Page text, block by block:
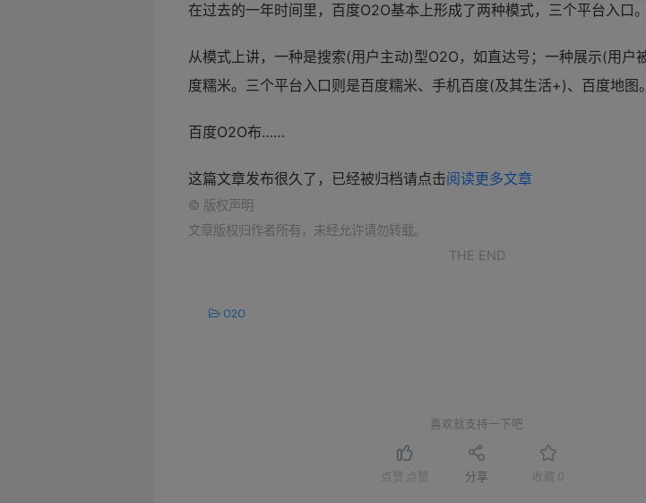
在过去的一年时间里，百度O2O基本上形成了两种模式，三个平台入口。
从模式上讲，一种是搜索(用户主动)型O2O，如直达号；一种展示(用户
度糯米。三个平台入口则是百度糯米、手机百度(及其生活+)、百度地图。
百度O2O布……
这篇文章发布很久了，已经被归档请点击阅读更多文章
© 版权声明
文章版权归作者所有，未经允许请勿转载。
THE END
O2O
喜欢就支持一下吧
点赞 点赞 分享 收藏 0